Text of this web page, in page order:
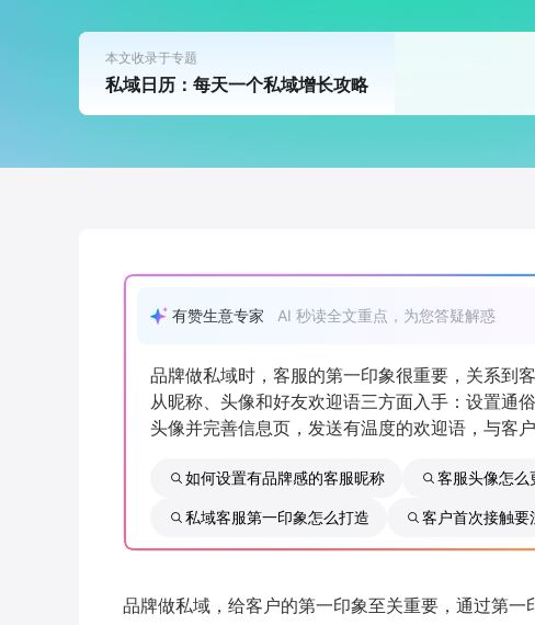
本文收录于专题
私域日历：每天一个私域增长攻略
有赞生意专家 AI 秒读全文重点，为您答疑解惑
品牌做私域时，客服的第一印象很重要，关系到
从昵称、头像和好友欢迎语三方面入手：设置通
头像并完善信息页，发送有温度的欢迎语，与客户
如何设置有品牌感的客服昵称 客服头像怎么
私域客服第一印象怎么打造 客户首次接触要
品牌做私域，给客户的第一印象至关重要，通过第一